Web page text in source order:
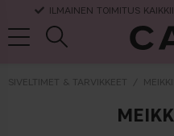
SIVELTIMET & TARVIKKEET
setit